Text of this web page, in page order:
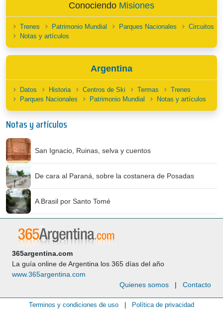
Conociendo Misiones
Trenes Patrimonio Mundial Parques Nacionales
Circuitos
Notas y artículos
Argentina
Datos Historia Centros de Ski Termas
Trenes
Parques Nacionales
Patrimonio Mundial Notas y artículos
Notas y artículos
San Ignacio, Ruinas, selva y cuentos
De cara al Paraná, sobre la costanera de Posadas
A Brasil por Santo Tomé
365argentina.com
La guía online de Argentina los 365 días del año
www.365argentina.com
Quienes somos | Contacto
Terminos y condiciones de uso Política de privacidad